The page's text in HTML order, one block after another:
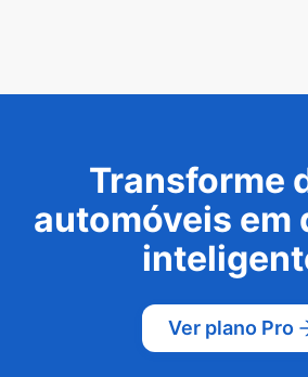
Transforme
automóveis em
Ver plano Pro